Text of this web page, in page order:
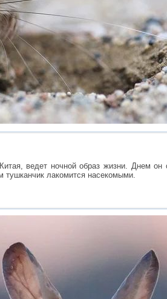
ведет ночной образ жизни. Днем он
тушканчик лакомится насекомыми.